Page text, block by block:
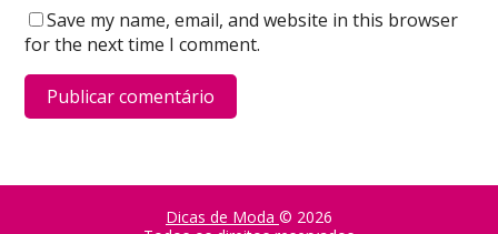
Save my name, email, and website in this browser
for the next time I comment.
Dicas de Moda © 2026